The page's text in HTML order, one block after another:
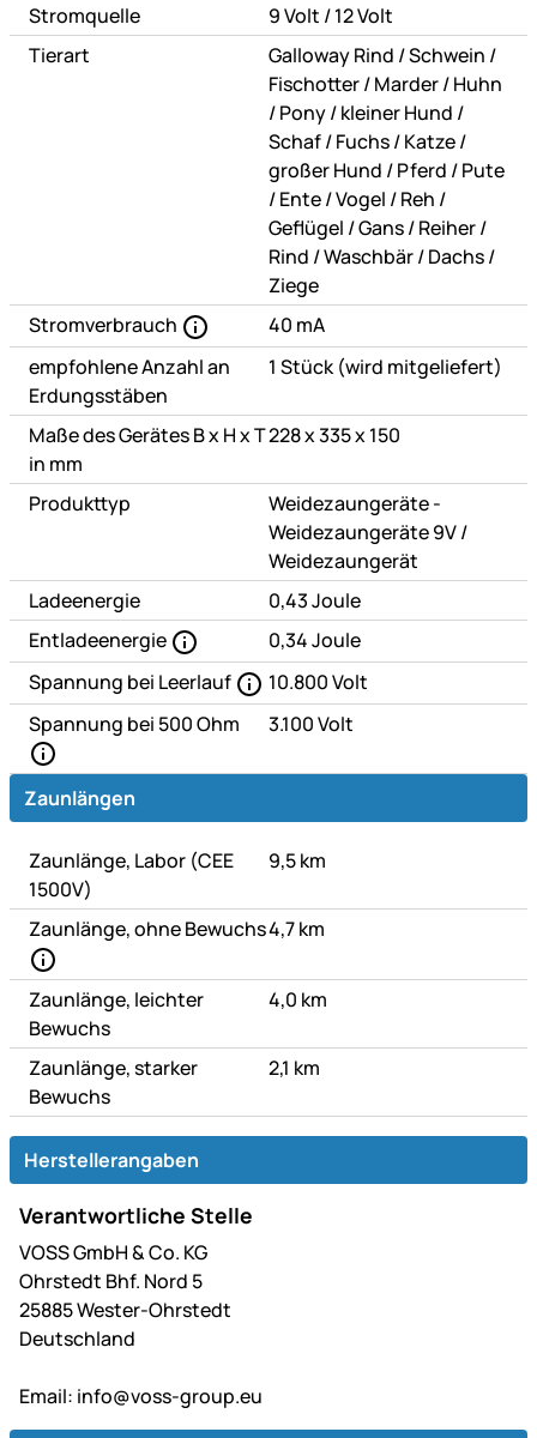
Stromquelle 9 Volt /oder
12 Volt
Tierart
Galloway Rind /oder
Schwein /oder
Fischotter/oder
Marder/oder
Huhn
/oder
Pony/oder
kleiner Hund /oder
Schaf/oder
Fuchs/oder
Katze/oder
großer Hund /oder
Pferd /oder
Pute
/oder
Ente/oder
Vogel /oder
Reh /oder
Geflügel /oder
Gans/oder
Reiher/oder
Rind /oder
Waschbär/oder
Dachs/oder
Ziege
Stromverbrauch
40 mA
empfohlene Anzahl an
Erdungsstäben
1 Stück (wird mitgeliefert)
Maße des Gerätes B x H x T
in mm
228 x 335 x 150
Produkttyp
Weidezaungeräte -
Weidezaungeräte 9V/oder
Weidezaungerät
Ladeenergie
0,43 Joule
Entladeenergie
0,34 Joule
Spannung bei Leerlauf
10.800 Volt
Spannung bei 500 Ohm
3.100 Volt
Zaunlängen
Zaunlänge, Labor (CEE
1500V)
9,5 km
Zaunlänge, ohne Bewuchs4,7 km
Zaunlänge, leichter
Bewuchs
4,0 km
Zaunlänge, starker
Bewuchs
2,1 km
Herstellerangaben
Verantwortliche Stelle
VOSS GmbH & Co. KG
Ohrstedt Bhf. Nord 5
25885 Wester-Ohrstedt
Deutschland
Email: info@voss-group.eu